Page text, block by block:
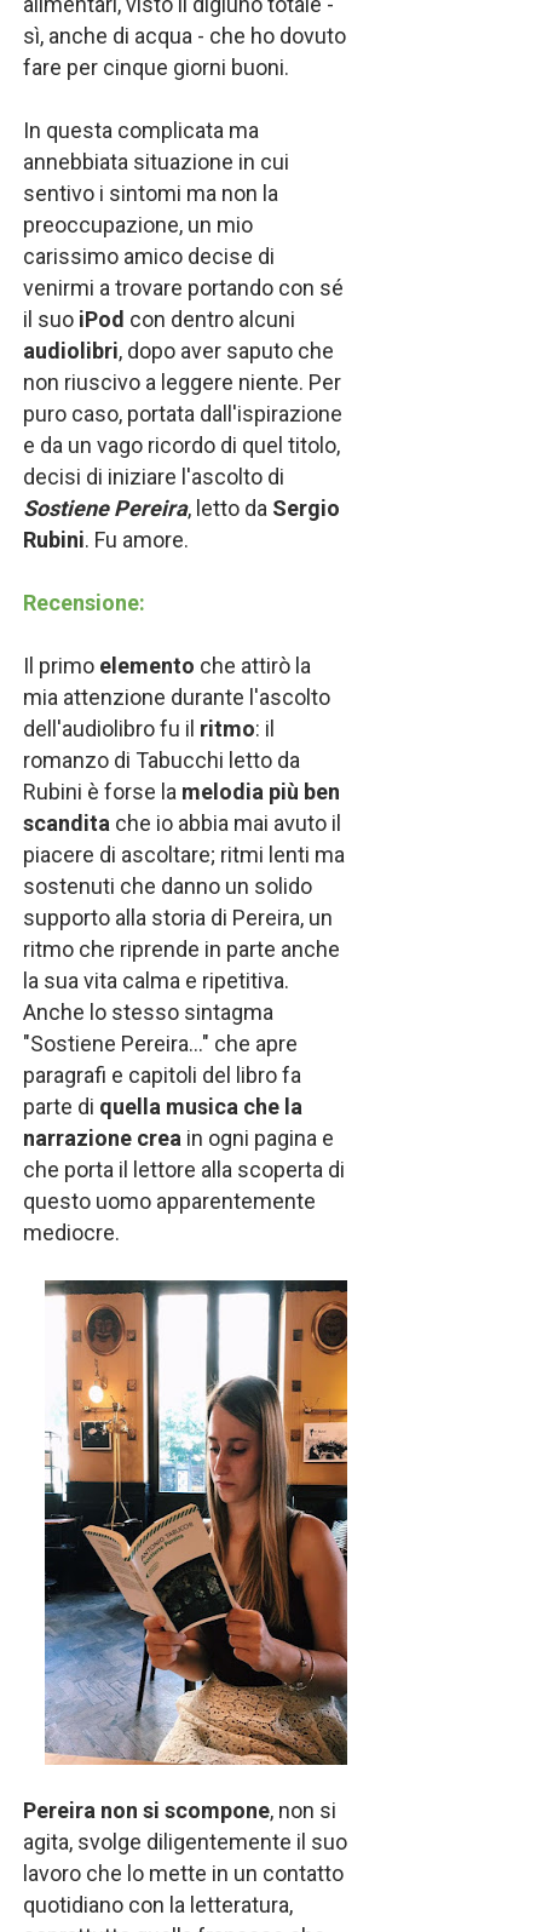
sì, anche di acqua - che ho dovuto
fare per cinque giorni buoni.
In questa complicata ma
annebbiata situazione in cui
sentivo i sintomi ma non la
preoccupazione, un mio
carissimo amico decise di
venirmi a trovare portando con sé
il suo iPod con dentro alcuni
audiolibri, dopo aver saputo che
non riuscivo a leggere niente. Per
puro caso, portata dall'ispirazione
e da un vago ricordo di quel titolo,
decisi di iniziare l'ascolto di
Sostiene Pereira, letto da Sergio
Rubini. Fu amore.
Recensione:
Il primo elemento che attirò la
mia attenzione durante l'ascolto
dell'audiolibro fu il ritmo: il
romanzo di Tabucchi letto da
Rubini è forse la melodia più ben
scandita che io abbia mai avuto il
piacere di ascoltare; ritmi lenti ma
sostenuti che danno un solido
supporto alla storia di Pereira, un
ritmo che riprende in parte anche
la sua vita calma e ripetitiva.
Anche lo stesso sintagma
"Sostiene Pereira..." che apre
paragrafi e capitoli del libro fa
parte di quella musica che la
narrazione crea in ogni pagina e
che porta il lettore alla scoperta di
questo uomo apparentemente
mediocre.
Pereira non si scompone, non si
agita, svolge diligentemente il suo
lavoro che lo mette in un contatto
quotidiano con la letteratura,